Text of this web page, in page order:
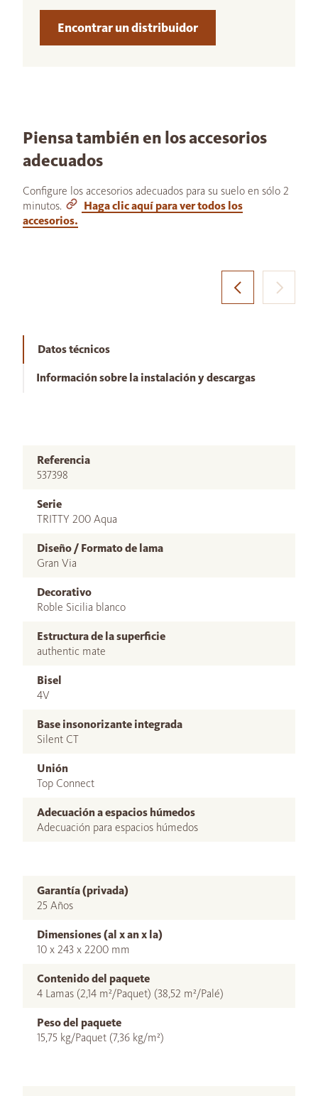
Encontrar un distribuidor
Piensa también en los accesorios
adecuados
Configure los accesorios adecuados para su suelo en sólo 2
minutos.
Haga clic aquí para ver todos los
accesorios.
Datos técnicos
Información sobre la instalación y descargas
Referencia
537398
Serie
TRITTY 200 Aqua
Diseño / Formato de lama
Gran Via
Decorativo
Roble Sicilia blanco
Estructura de la superficie
authentic mate
Bisel
4V
Base insonorizante integrada
Silent CT
Unión
Top Connect
Adecuación a espacios húmedos
Adecuación para espacios húmedos
Garantía (privada)
25 Años
Dimensiones (al x an x la)
10 x 243 x 2200 mm
Contenido del paquete
4 Lamas (2,14 m²/Paquet) (38,52 m²/Palé)
Peso del paquete
15,75 kg/Paquet (7,36 kg/m²)